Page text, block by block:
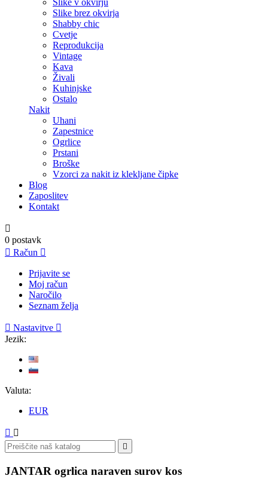
Slike v okvirju
Slike brez okvirja
Shabby chic
Cvetje
Reprodukcija
Vintage
Kava
Živali
Kuhinjske
Ostalo
Nakit
Uhani
Zapestnice
Ogrlice
Prstani
Broške
Vzorci za nakit iz klekljane čipke
Blog
Zaposlitev
Kontakt

0 postavk
 Račun 
Prijavite se
Moj račun
Naročilo
Seznam želja
 Nastavitve 
Jezik:
Valuta:
EUR
 

JANTAR ogrlica naraven surov kos